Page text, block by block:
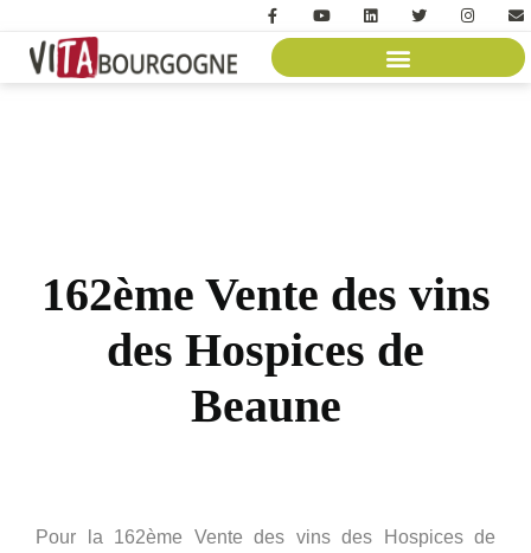
162ème Vente des vins
des Hospices de
Beaune
Pour la 162ème Vente des vins des Hospices de